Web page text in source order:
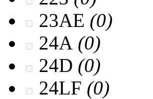
23AЕ (0)
24A (0)
24D (0)
24LF (0)